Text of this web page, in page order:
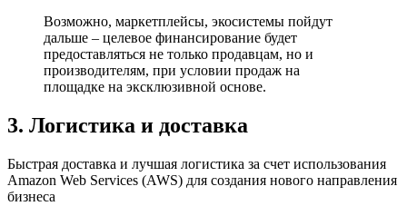
Возможно, маркетплейсы, экосистемы пойдут
дальше – целевое финансирование будет
предоставляться не только продавцам, но и
производителям, при условии продаж на
площадке на эксклюзивной основе.
3. Логистика и доставка
Быстрая доставка и лучшая логистика за счет использования
Amazon Web Services (AWS) для создания нового направления
бизнеса